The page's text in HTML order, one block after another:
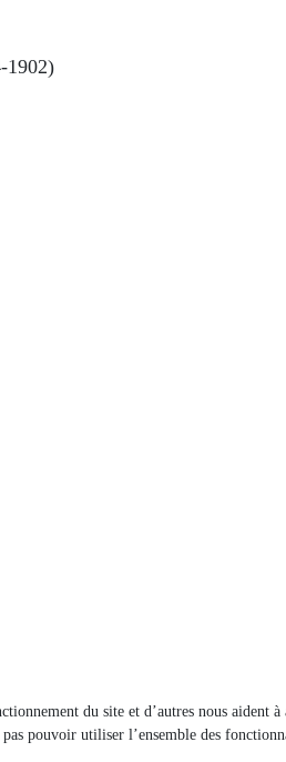
1902)
du site et d’autres nous
pouvoir utiliser l’ensemble des